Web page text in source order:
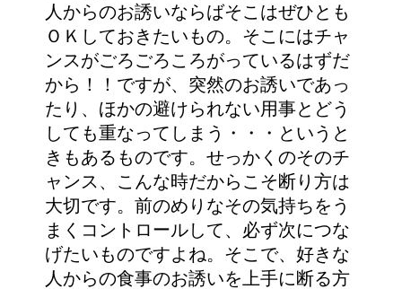
人からのお誘いならばそこはぜひとも
ＯＫしておきたいもの。そこにはチャ
ンスがごろごろころがっているはずだ
から！！ですが、突然のお誘いであっ
たり、ほかの避けられない用事とどう
しても重なってしまう・・・というと
きもあるものです。せっかくのそのチ
ャンス、こんな時だからこそ断り方は
大切です。前のめりなその気持ちをう
まくコントロールして、必ず次につな
げたいものですよね。そこで、好きな
人からの食事のお誘いを上手に断る方